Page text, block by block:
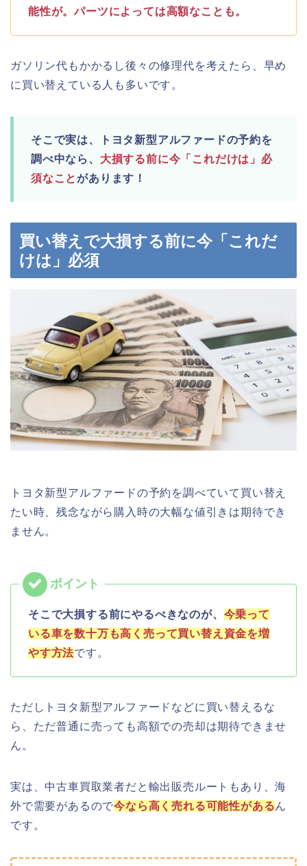
能性が。パーツによっては高額なことも。
ガソリン代もかかるし後々の修理代を考えたら、早め
に買い替えている人も多いです。
そこで実は、トヨタ新型アルファードの予約を
調べ中なら、 大損する前に今「これだけは」必
須なこと があります！
買い替えで大損する前に今「これだ
けは」必須
トヨタ新型アルファードの予約を調べていて買い替え
たい時、残念ながら購入時の大幅な値引きは期待でき
ません。
そこで大損する前にやるべきなのが、 今乗って
いる車を数十万も高く売って買い替え資金を増
やす方法です。
ただしトヨタ新型アルファードなどに買い替えるな
ら、ただ普通に売っても高額での売却は期待できませ
ん。
実は、中古車買取業者だと輸出販売ルートもあり、海
外で需要があるので今なら高く売れる可能性があるん
です。